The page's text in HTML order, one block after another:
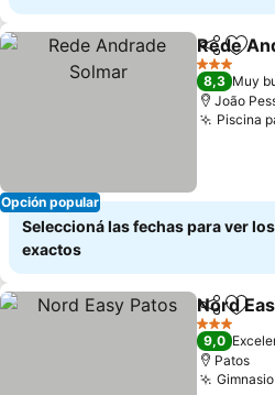
Opción popular
Compartir
Rede
3 Estrellas
8,3 Muy
João
Piscina
Seleccioná las fechas para ver
exactos
Compartir
Nord
3 Estrellas
9,0
Patos